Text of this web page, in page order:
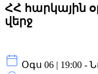
ՀՀ հարկային
վերջ
Օգս 06 | 19:00 -